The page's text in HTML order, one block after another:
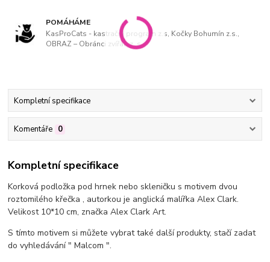
POMÁHÁME
KasProCats - kastrační program z.s, Kočky Bohumín z.s.,
OBRAZ – Obránci zvířat, z. s
Kompletní specifikace
Komentáře 0
Kompletní specifikace
Korková podložka pod hrnek nebo skleničku s motivem dvou
roztomilého křečka , autorkou je anglická malířka Alex Clark.
Velikost 10*10 cm, značka Alex Clark Art.
S tímto motivem si můžete vybrat také další produkty, stačí zadat
do vyhledávání " Malcom ".